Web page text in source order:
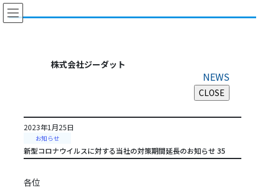
コ
ン
ナ
ビ
株式会社ジーダット
NEWS
2023年1月25日
お知らせ
新型コロナウイルスに対する当社の対策期間延長のお知らせ 35
各位